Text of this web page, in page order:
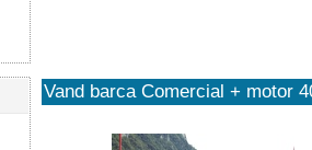
Vand barca Comercial + motor